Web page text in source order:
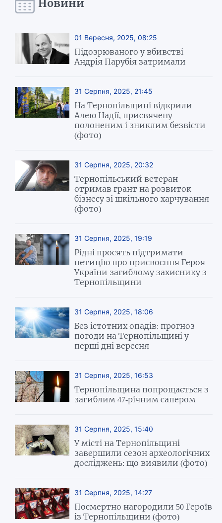
Новини
01 Вересня, 2025, 08:25
Підозрюваного у вбивстві
Андрія Парубія затримали
31 Серпня, 2025, 21:45
На Тернопільщині відкрили
Алею Надії, присвячену
полоненим і зниклим безвісти
(фото)
31 Серпня, 2025, 20:32
Тернопільський ветеран
отримав грант на розвиток
бізнесу зі шкільного харчування
(фото)
31 Серпня, 2025, 19:19
Рідні просять підтримати
петицію про присвоєння Героя
України загиблому захиснику з
Тернопільщини
31 Серпня, 2025, 18:06
Без істотних опадів: прогноз
погоди на Тернопільщині у
перші дні вересня
31 Серпня, 2025, 16:53
Тернопільщина попрощається з
загиблим 47-річним сапером
31 Серпня, 2025, 15:40
У місті на Тернопільщині
завершили сезон археологічних
досліджень: що виявили (фото)
31 Серпня, 2025, 14:27
Посмертно нагородили 50 Героїв
із Тернопільщини (фото)